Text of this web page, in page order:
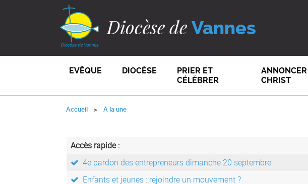
Diocèse de Vannes
EVÊQUE DIOCÈSE
PRIER ET
CÉLÉBRER
ANNONCER
CHRIST
Accueil A la une
Accès rapide :
4e pardon des entrepreneurs dimanche 20 septembre
Enfants et jeunes : rejoindre un mouvement ?